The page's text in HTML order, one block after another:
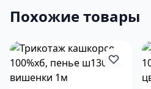
Похожие товары